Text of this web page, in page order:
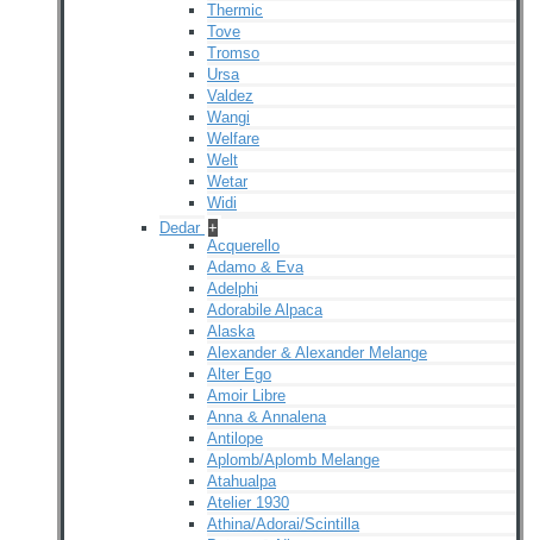
Thermic
Tove
Tromso
Ursa
Valdez
Wangi
Welfare
Welt
Wetar
Widi
Dedar +
Acquerello
Adamo & Eva
Adelphi
Adorabile Alpaca
Alaska
Alexander & Alexander Melange
Alter Ego
Amoir Libre
Anna & Annalena
Antilope
Aplomb/Aplomb Melange
Atahualpa
Atelier 1930
Athina/Adorai/Scintilla